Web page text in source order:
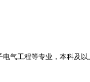
工程等专业，本科及以